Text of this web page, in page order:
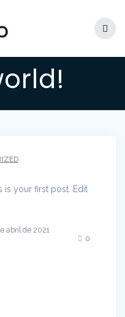
is your first post. Edit
abril de 2021
0